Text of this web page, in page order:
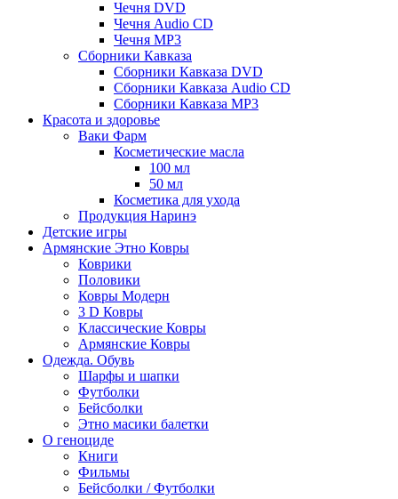
Чечня DVD
Чечня Audio CD
Чечня MP3
Сборники Кавказа
Сборники Кавказа DVD
Сборники Кавказа Audio CD
Сборники Кавказа MP3
Красота и здоровье
Ваки Фарм
Косметические масла
100 мл
50 мл
Косметика для ухода
Продукция Наринэ
Детские игры
Армянские Этно Ковры
Коврики
Половики
Ковры Модерн
3 D Ковры
Классические Ковры
Армянские Ковры
Одежда. Обувь
Шарфы и шапки
Футболки
Бейсболки
Этно масики балетки
О геноциде
Книги
Фильмы
Бейсболки / Футболки